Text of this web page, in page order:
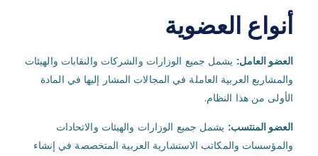
أنواع العضوية
العضو العامل: يشمل جميع الوزارات والشركات والنقابات والهيئات
والمشاريع العربية العاملة في المجالات المشار إليها في المادة
الأولى من هذا النظام.
العضو المنتسب: يشمل جميع الوزارات والهيئات والاتحادات
والمؤسسات والمكاتب الاستشارية العربية المتخصصة في إنشاء